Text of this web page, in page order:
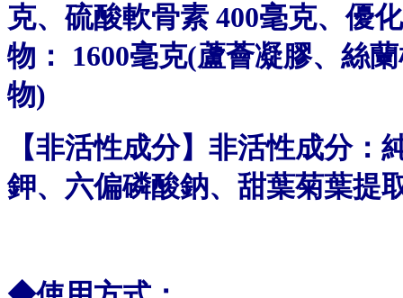
克、硫酸軟骨素 400毫克、優
物： 1600毫克(蘆薈凝膠、絲
物)
【非活性成分】非活性成分
鉀、六偏磷酸鈉、甜葉菊葉提